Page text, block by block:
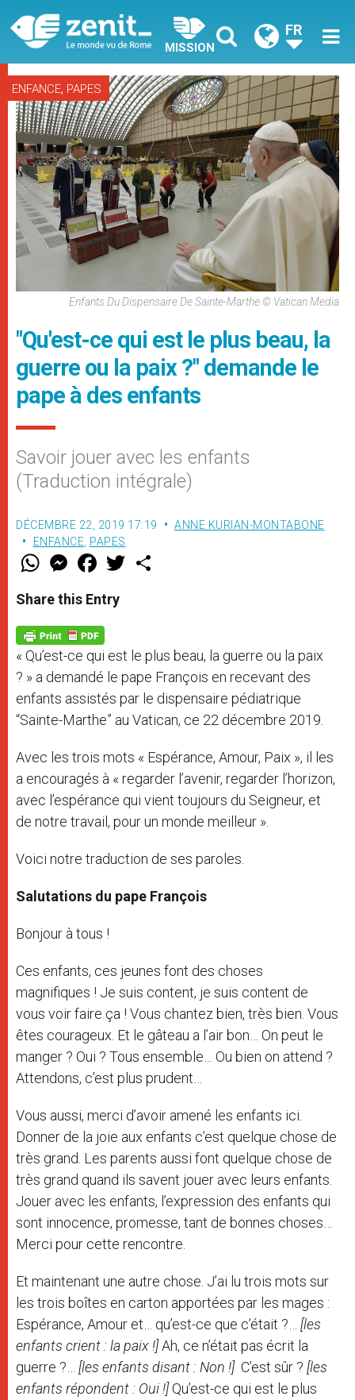
MISSION
FR
ENFANCE, PAPES
Enfants Du Dispensaire De Sainte-Marthe © Vatican Media
"Qu'est-ce qui est le plus beau, la
guerre ou la paix ?" demande le
pape à des enfants
Savoir jouer avec les enfants
(Traduction intégrale)
DÉCEMBRE 22, 2019 17:19
ANNE KURIAN-MONTABONE
ENFANCE PAPES
W
t
s
p
p
M
e
s
e
g
e
r
F
a
e
b
o
k
w
Share this Entry
« Qu’est-ce qui est le plus beau, la guerre ou la paix
? » a demandé le pape François en recevant des
enfants assistés par le dispensaire pédiatrique
“Sainte-Marthe” au Vatican, ce 22 décembre 2019.
Avec les trois mots « Espérance, Amour, Paix », il les
a encouragés à « regarder l’avenir, regarder l’horizon,
avec l’espérance qui vient toujours du Seigneur, et
de notre travail, pour un monde meilleur ».
Voici notre traduction de ses paroles.
Salutations du pape François
Bonjour à tous !
Ces enfants, ces jeunes font des choses
magnifiques ! Je suis content, je suis content de
vous voir faire ça ! Vous chantez bien, très bien. Vous
êtes courageux. Et le gâteau a l’air bon… On peut le
manger ? Oui ? Tous ensemble… Ou bien on attend ?
Attendons, c’est plus prudent…
Vous aussi, merci d’avoir amené les enfants ici.
Donner de la joie aux enfants c’est quelque chose de
très grand. Les parents aussi font quelque chose de
très grand quand ils savent jouer avec leurs enfants.
Jouer avec les enfants, l’expression des enfants qui
sont innocence, promesse, tant de bonnes choses…
Merci pour cette rencontre.
Et maintenant une autre chose. J’ai lu trois mots sur
les trois boîtes en carton apportées par les mages :
Espérance, Amour et… qu’est-ce que c’était ?… [les
enfants crient : la paix !]Ah, ce n’était pas écrit la
guerre ?… [les enfants disant : Non !]C’est sûr ? [les
enfants répondent : Oui !]Qu’est-ce qui est le plus